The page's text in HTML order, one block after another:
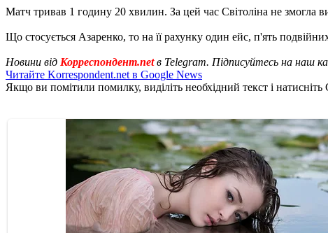
Матч тривав 1 годину 20 хвилин. За цей час Світоліна не змогла
Що стосується Азаренко, то на її рахунку один ейс, п'ять
Новини від Корреспондент.netв Telegram. Підписуйтесь на наш
Читайте Korrespondent.net в Google News
Якщо ви помітили помилку, виділіть необхідний текст і